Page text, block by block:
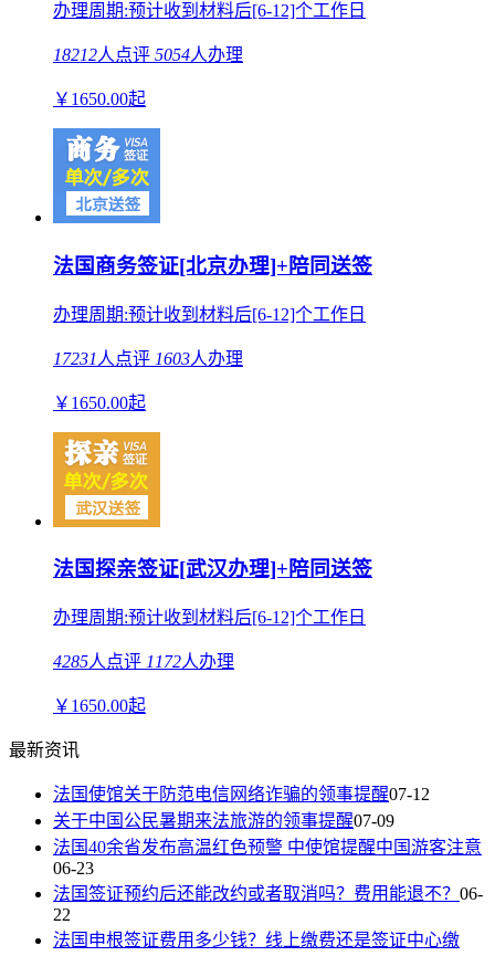
办理周期:预计收到材料后[6-12]个工作日
18212人点评 5054人办理
￥ 1650.00起
法国商务签证[北京办理]+陪同送签
办理周期:预计收到材料后[6-12]个工作日
17231 人点评 1603人办理
￥ 1650.00起
法国探亲签证[武汉办理]+陪同送签
办理周期:预计收到材料后[6-12]个工作日
4285人点评 1172人办理
￥ 1650.00起
最新资讯
法国使馆关于防范电信网络诈骗的领事提醒07-12
关于中国公民暑期来法旅游的领事提醒07-09
法国40余省发布高温红色预警 中使馆提醒中国游客注意
06-23
法国签证预约后还能改约或者取消吗？费用能退不？ 06-
22
法国申根签证费用多少钱？线上缴费还是签证中心缴